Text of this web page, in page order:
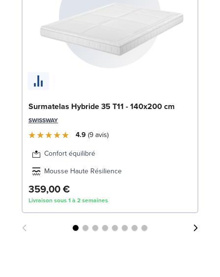
Surmatelas Hybride 35 T11 - 140x200 cm
SWISSWAY
4.9 9avis
Confort équilibré
Mousse Haute Résilience
359,00 €
Livraison sous 1 à 2 semaines